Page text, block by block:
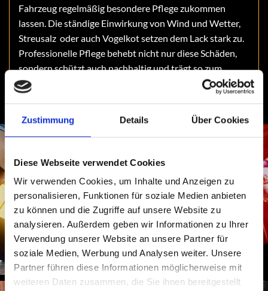
Zustimmung Details Über Cookies
Diese Webseite verwendet Cookies
Wir verwenden Cookies, um Inhalte und Anzeigen zu
personalisieren, Funktionen für soziale Medien anbieten
zu können und die Zugriffe auf unsere Website zu
analysieren. Außerdem geben wir Informationen zu Ihrer
Verwendung unserer Website an unsere Partner für
soziale Medien, Werbung und Analysen weiter. Unsere
Partner führen diese Informationen möglicherweise mit
weiteren Daten zusammen, die Sie ihnen bereitgestellt
Fahrzeug regelmäßig besondere Pflege zukommen
lassen. Die ständige Einwirkung von Wind und Wetter,
Streusalz oder auch Vogelkot setzen dem Lack stark zu.
Professionelle Pflege behebt nicht nur diese Schäden,
sondern schützt auch nachhaltig und trägt so zum
Werterhalt Ihres Autos bei.
AUSSENPFLEGE